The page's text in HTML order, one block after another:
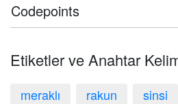
Codepoints
Etiketler ve Anahtar
meraklı rakun sinsi